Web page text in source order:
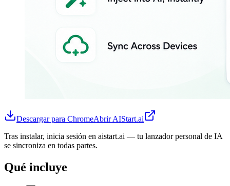
Descargar para ChromeAbrir AIStart.ai
Tras instalar, inicia sesión en aistart.ai — tu lanzador personal de IA
se sincroniza en todas partes.
Qué incluye